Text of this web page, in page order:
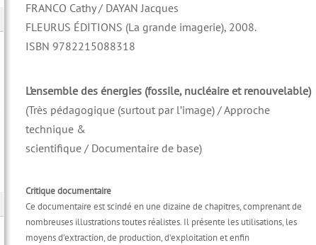
FRANCO Cathy / DAYAN Jacques
FLEURUS ÉDITIONS (La grande imagerie), 2008.
ISBN 9782215088318
L’ensemble des énergies (fossile, nucléaire et renouvelable)
(Très pédagogique (surtout par l’image) / Approche
technique &
scientifique / Documentaire de base)
Critique documentaire
Ce documentaire est scindé en une dizaine de chapitres, comprenant de
nombreuses illustrations toutes réalistes. Il présente les utilisations, les
moyens d’extraction, de production, d’exploitation et enfin